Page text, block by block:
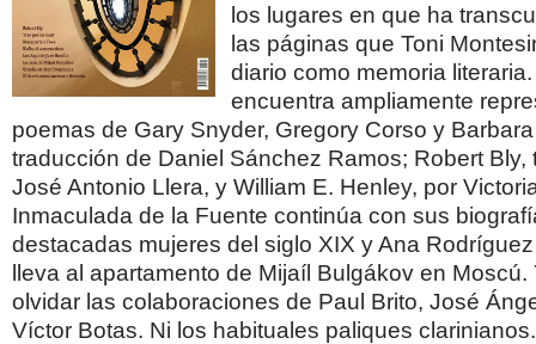
los lugares en que ha
las páginas que Toni
diario como memoria
encuentra ampliamente
poemas de Gary Snyder, Gregory Corso y
traducción de Daniel Sánchez Ramos; Robert Bly,
José Antonio Llera, y William E. Henley, por
Inmaculada de la Fuente continúa con sus
destacadas mujeres del siglo XIX y Ana
lleva al apartamento de Mijaíl Bulgákov en
olvidar las colaboraciones de Paul Brito, José
Víctor Botas. Ni los habituales paliques clarinianos.